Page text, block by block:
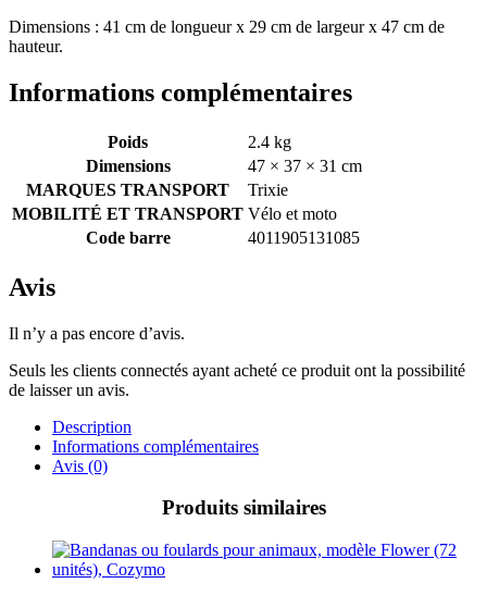
Dimensions : 41 cm de longueur x 29 cm de largeur x 47 cm de
hauteur.
Informations complémentaires
Poids
2.4 kg
Dimensions
47 × 37 × 31 cm
MARQUES TRANSPORT
Trixie
MOBILITÉ ET TRANSPORT Vélo et moto
Code barre
4011905131085
Avis
Il n’y a pas encore d’avis.
Seuls les clients connectés ayant acheté ce produit ont la possibilité
de laisser un avis.
Description
Informations complémentaires
Avis (0)
Produits similaires